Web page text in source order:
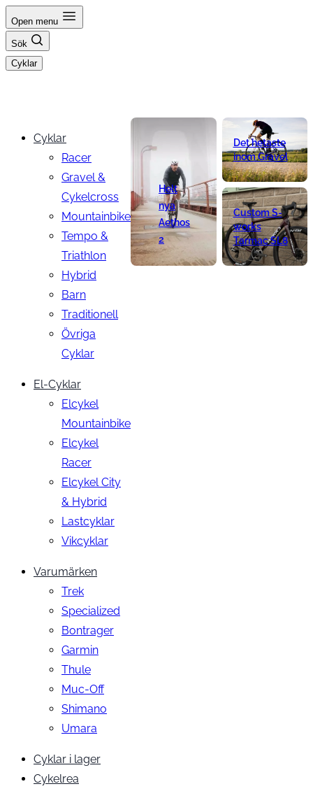
Hoppa
till
innehåll
Open menu
Sök
Cyklar
Cyklar
Racer
Gravel &
Cykelcross
Mountainbike
Tempo &
Triathlon
Hybrid
Barn
Traditionell
Övriga
Cyklar
El-Cyklar
Elcykel
Mountainbike
Elcykel
Racer
Elcykel City
& Hybrid
Lastcyklar
Vikcyklar
Varumärken
Trek
Specialized
Bontrager
Garmin
Thule
Muc-Off
Shimano
Umara
Cyklar i lager
Cykelrea
Helt
nya
Aethos
2
Det hetaste
inom Gravel
Custom S-
works
Tarmac SL8